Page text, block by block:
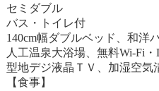
セミダブル
バス・トイレ付
140cm幅ダブルベッド、和洋
人工温泉大浴場、無料Wi-Fi
型地デジ液晶ＴＶ、加湿空気
【食事】